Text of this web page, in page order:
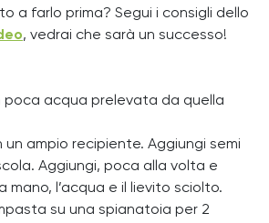
a farlo prima? Segui i consigli dello
, vedrai che sarà un successo!
poca acqua prelevata da quella
un ampio recipiente. Aggiungi semi
Aggiungi, poca alla volta e
mano, l’acqua e il lievito sciolto.
su una spianatoia per 2